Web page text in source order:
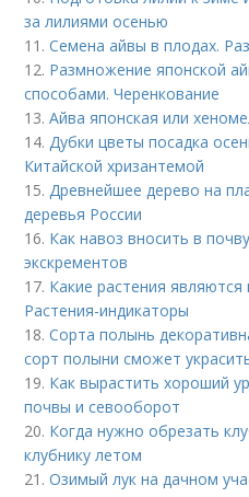
за лилиями осенью
11.Семена айвы в плодах.
12. Размножение японской
способами. Черенкование
13.Айва японская или
14.Дубки цветы посадка
Китайской хризантемой
15.Древнейшее дерево на
деревья России
16. Как навоз вносить в
экскрементов
17. Какие растения
Растения-индикаторы
18.Сорта полынь
сорт полыни сможет
19. Как вырастить хороший
почвы и севооборот
20. Когда нужно обрезать
клубнику летом
21.Озимый лук на дачном